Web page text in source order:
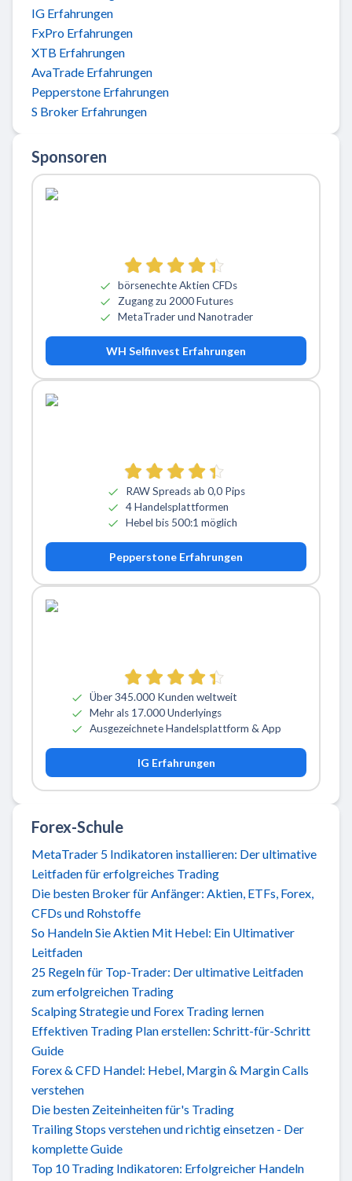
IG Erfahrungen
FxPro Erfahrungen
XTB Erfahrungen
AvaTrade Erfahrungen
Pepperstone Erfahrungen
S Broker Erfahrungen
Sponsoren
börsenechte Aktien CFDs
Zugang zu 2000 Futures
MetaTrader und Nanotrader
WH Selfinvest Erfahrungen
RAW Spreads ab 0,0 Pips
4 Handelsplattformen
Hebel bis 500:1 möglich
Pepperstone Erfahrungen
Über 345.000 Kunden weltweit
Mehr als 17.000 Underlyings
Ausgezeichnete Handelsplattform & App
IG Erfahrungen
Forex-Schule
MetaTrader 5 Indikatoren installieren: Der ultimative
Leitfaden für erfolgreiches Trading
Die besten Broker für Anfänger: Aktien, ETFs, Forex,
CFDs und Rohstoffe
So Handeln Sie Aktien Mit Hebel: Ein Ultimativer
Leitfaden
25 Regeln für Top-Trader: Der ultimative Leitfaden
zum erfolgreichen Trading
Scalping Strategie und Forex Trading lernen
Effektiven Trading Plan erstellen: Schritt-für-Schritt
Guide
Forex & CFD Handel: Hebel, Margin & Margin Calls
verstehen
Die besten Zeiteinheiten für's Trading
Trailing Stops verstehen und richtig einsetzen - Der
komplette Guide
Top 10 Trading Indikatoren: Erfolgreicher Handeln